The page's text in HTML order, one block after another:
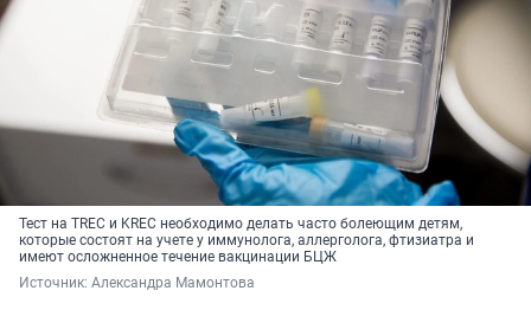
Тест на TREC и KREC необходимо делать часто болеющим детям,
которые состоят на учете у иммунолога, аллерголога, фтизиатра и
имеют осложненное течение вакцинации БЦЖ
Источник: Александра Мамонтова